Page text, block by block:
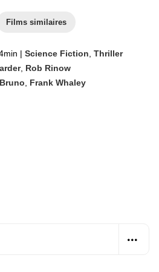
Films similaires
| Science Fiction Thriller
, Rob Rinow
Frank Whaley